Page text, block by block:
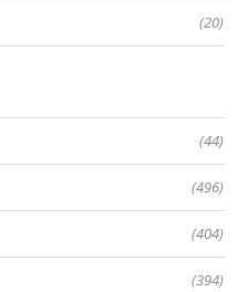
(20)
(44)
(496)
(404)
(394)